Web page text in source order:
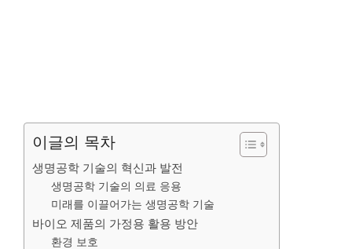
이글의 목차
생명공학 기술의 혁신과 발전
생명공학 기술의 의료 응용
미래를 이끌어가는 생명공학 기술
바이오 제품의 가정용 활용 방안
환경 보호